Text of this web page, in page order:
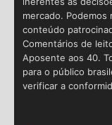
mercado.
conteúdo
Comentários de
Aposente aos 40.
para o público
verificar a